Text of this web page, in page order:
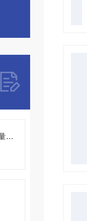
工业X光检测设备是提升产品质量和生产效率的关键设备